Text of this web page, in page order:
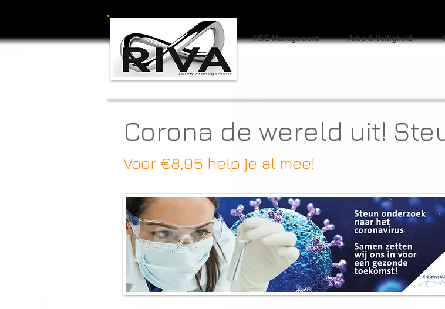
HSE Management Arbo & Veiligheid
Corona de wereld uit!
Voor €8,95 help je al mee!